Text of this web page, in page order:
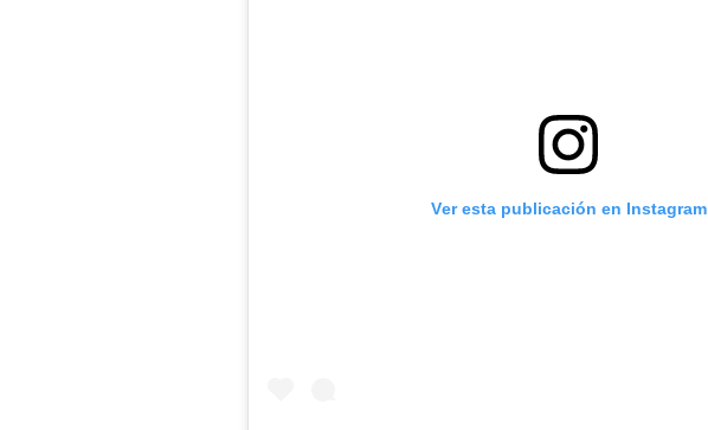
Ver esta publicación en Instagram